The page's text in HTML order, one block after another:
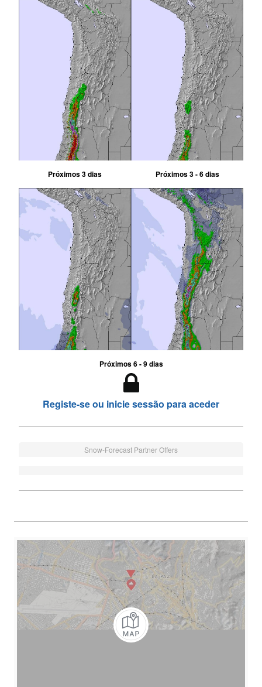
Próximos 3 dias Próximos 3 - 6 dias
Próximos 6 - 9 dias
Registe-se ou inicie sessão para aceder
Snow-Forecast Partner Offers